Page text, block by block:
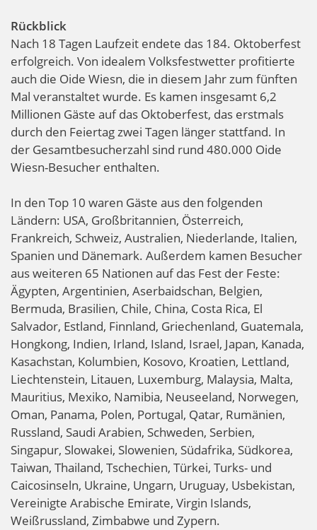
Rückblick
Nach 18 Tagen Laufzeit endete das 184. Oktoberfest
erfolgreich. Von idealem Volksfestwetter profitierte
auch die Oide Wiesn, die in diesem Jahr zum fünften
Mal veranstaltet wurde. Es kamen insgesamt 6,2
Millionen Gäste auf das Oktoberfest, das erstmals
durch den Feiertag zwei Tagen länger stattfand. In
der Gesamtbesucherzahl sind rund 480.000 Oide
Wiesn-Besucher enthalten.
In den Top 10 waren Gäste aus den folgenden
Ländern: USA, Großbritannien, Österreich,
Frankreich, Schweiz, Australien, Niederlande, Italien,
Spanien und Dänemark. Außerdem kamen Besucher
aus weiteren 65 Nationen auf das Fest der Feste:
Ägypten, Argentinien, Aserbaidschan, Belgien,
Bermuda, Brasilien, Chile, China, Costa Rica, El
Salvador, Estland, Finnland, Griechenland, Guatemala,
Hongkong, Indien, Irland, Island, Israel, Japan, Kanada,
Kasachstan, Kolumbien, Kosovo, Kroatien, Lettland,
Liechtenstein, Litauen, Luxemburg, Malaysia, Malta,
Mauritius, Mexiko, Namibia, Neuseeland, Norwegen,
Oman, Panama, Polen, Portugal, Qatar, Rumänien,
Russland, Saudi Arabien, Schweden, Serbien,
Singapur, Slowakei, Slowenien, Südafrika, Südkorea,
Taiwan, Thailand, Tschechien, Türkei, Turks- und
Caicosinseln, Ukraine, Ungarn, Uruguay, Usbekistan,
Vereinigte Arabische Emirate, Virgin Islands,
Weißrussland, Zimbabwe und Zypern.